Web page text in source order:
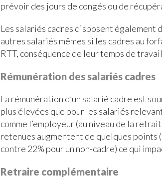
prévoir des jours de congés ou de
Les salariés cadres disposent également
autres salariés mêmes si les cadres au
RTT, conséquence de leur temps de
Rémunération des salariés cadres
La rémunération d’un salarié cadre est
plus élevées que pour les salariés
comme l’employeur (au niveau de la
retenues augmentent de quelques points
contre 22% pour un non-cadre) ce qui
Retraire complémentaire